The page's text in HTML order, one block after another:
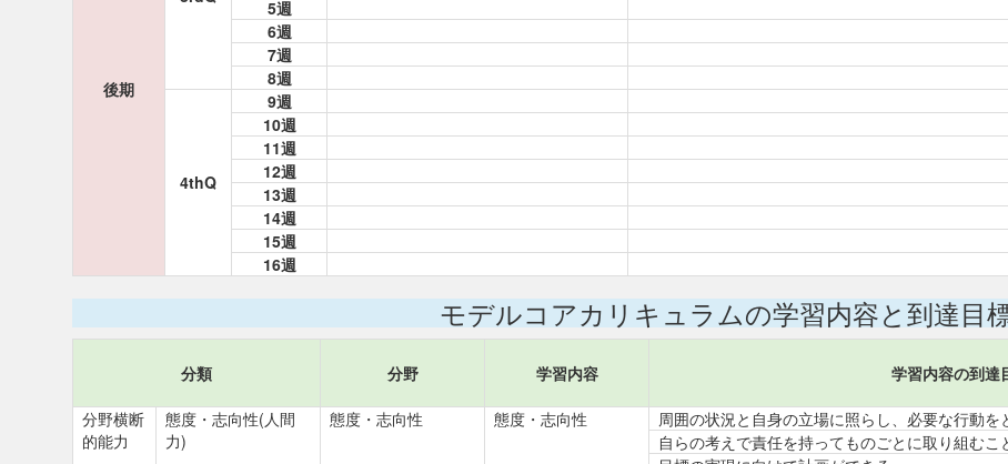
後期
5週
6週
7週
8週
4thQ
9週
10週
11週
12週
13週
14週
15週
16週
モデルコアカリキュラムの学習内容と到達目
分類 分野 学習内容 学習内容の到達
分野横断
的能力
態度・志向性(人間
力)
態度・志向性 態度・志向性 周囲の状況と自身の立場に照らし、必要な行動を
自らの考えで責任を持ってものごとに取り組むこ